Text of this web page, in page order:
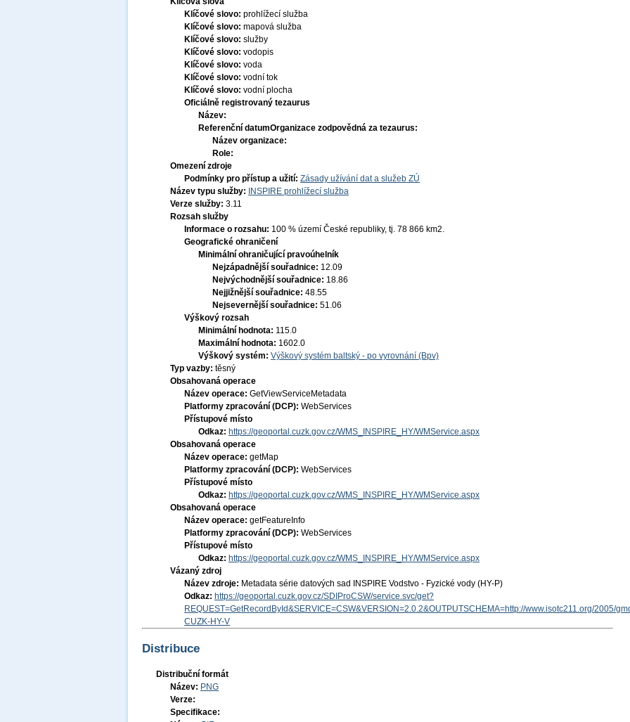
Klíčové slovo: prohlížecí služba
Klíčové slovo: mapová služba
Klíčové slovo: služby
Klíčové slovo: vodopis
Klíčové slovo: voda
Klíčové slovo: vodní tok
Klíčové slovo: vodní plocha
Oficiálně registrovaný tezaurus
Název:
Referenční datumOrganizace zodpovědná za tezaurus:
Název organizace:
Role:
Omezení zdroje
Podmínky pro přístup a užití: Zásady užívání dat a služeb ZÚ
Název typu služby:
INSPIRE prohlížecí služba
Verze služby: 3.11
Rozsah služby
Informace o rozsahu: 100 % území České republiky, tj. 78 866 km2.
Geografické ohraničení
Minimální ohraničující pravoúhelník
Nejzápadnější souřadnice: 12.09
Nejvýchodnější souřadnice: 18.86
Nejjižnější souřadnice: 48.55
Nejsevernější souřadnice: 51.06
Výškový rozsah
Minimální hodnota: 115.0
Maximální hodnota: 1602.0
Výškový systém: Výškový systém baltský - po vyrovnání (Bpv)
Typ vazby: těsný
Obsahovaná operace
Název operace: GetViewServiceMetadata
Platformy zpracování (DCP): WebServices
Přístupové místo
Odkaz: https://geoportal.cuzk.gov.cz/WMS_INSPIRE_HY/WMService.aspx
Obsahovaná operace
Název operace: getMap
Platformy zpracování (DCP): WebServices
Přístupové místo
Odkaz: https://geoportal.cuzk.gov.cz/WMS_INSPIRE_HY/WMService.aspx
Obsahovaná operace
Název operace: getFeatureInfo
Platformy zpracování (DCP): WebServices
Přístupové místo
Odkaz: https://geoportal.cuzk.gov.cz/WMS_INSPIRE_HY/WMService.aspx
Vázaný zdroj
Název zdroje: Metadata série datových sad INSPIRE Vodstvo - Fyzické vody (HY-P)
Odkaz: https://geoportal.cuzk.gov.cz/SDIProCSW/service.svc/get?
REQUEST=GetRecordById&SERVICE=CSW&VERSION=2.0.2&OUTPUTSCHEMA=http://www.isotc211.org/2005/
CUZK-HY-V
Distribuce
Distribuční formát
Název: PNG
Verze:
Specifikace: